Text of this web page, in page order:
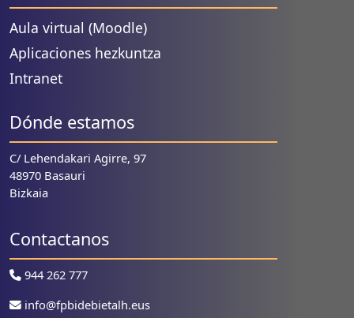
Aula virtual (Moodle)
Aplicaciones hezkuntza
Intranet
Dónde estamos
C/ Lehendakari Agirre, 97
48970 Basauri
Bizkaia
Contactanos
944 262 777
info@fpbidebietalh.eus